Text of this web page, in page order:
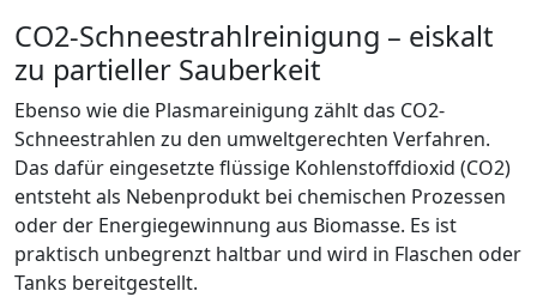
CO2-Schneestrahlreinigung – ­eiskalt
zu partieller Sauberkeit
Ebenso wie die Plasmareinigung zählt das CO2-
Schneestrahlen zu den umweltgerechten Verfahren.
Das dafür eingesetzte ­flüssige Kohlenstoffdioxid (CO2)
entsteht als Nebenprodukt bei chemischen Prozessen
oder der Energiegewinnung aus Biomasse. Es ist
praktisch unbegrenzt haltbar und wird in Flaschen oder
Tanks bereitgestellt.